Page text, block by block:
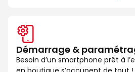
Démarrage &
Besoin d’un smartphone prêt à